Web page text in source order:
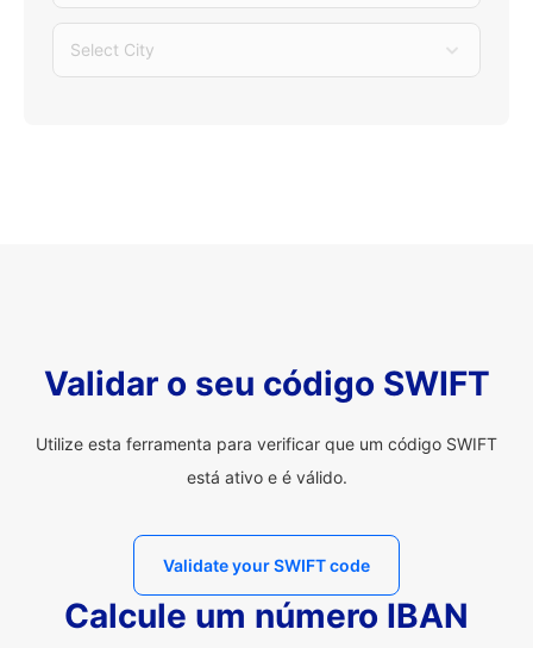
Select City
Validar o seu código SWIFT
Utilize esta ferramenta para verificar que um código SWIFT
está ativo e é válido.
Validate your SWIFT code
Calcule um número IBAN